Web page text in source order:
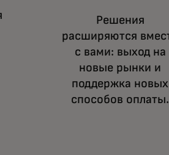
Решения
расширяются
с вами: выход на
новые рынки и
поддержка новых
способов оплаты.